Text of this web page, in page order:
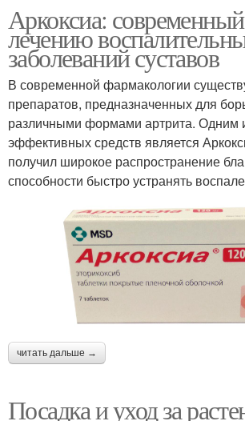
Аркоксиа:
лечению
заболеваний суставов
В современной фармакологии
препаратов, предназначенных для
различными формами артрита. Одним
эффективных средств является
получил широкое распространение
способности быстро устранять
читать дальше →
Посадка и уход за